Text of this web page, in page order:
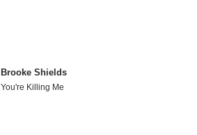
Brooke Shields
You're Killing Me